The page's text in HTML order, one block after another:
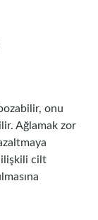
onu
Ağlamak zor
ilişkili cilt